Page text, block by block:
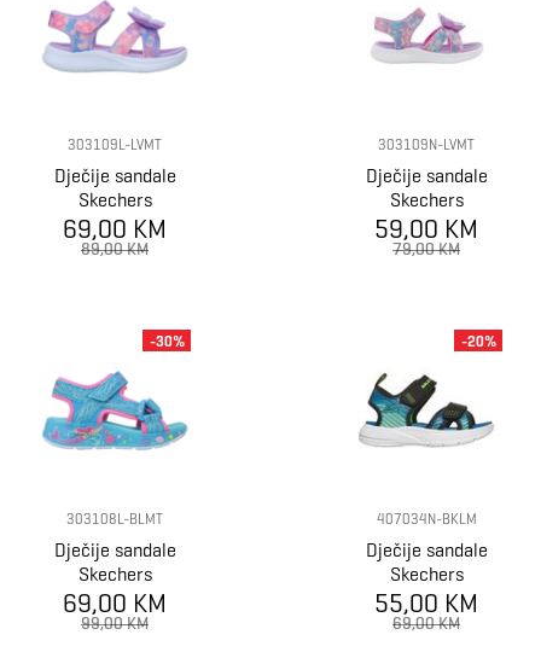
303109L-LVMT
Dječije sandale
Skechers
JUMPSTERS
SANDAL
69,00 KM
89,00 KM
303109N-LVMT
Dječije sandale
Skechers
JUMPSTERS
SANDAL
59,00 KM
79,00 KM
303108L-BLMT
Dječije sandale
Skechers
MERMAID
DREAMS
69,00 KM
99,00 KM
-30%
407034N-BKLM
Dječije sandale
Skechers
MICROSPEC-
SPLASH
55,00 KM
69,00 KM
-20%